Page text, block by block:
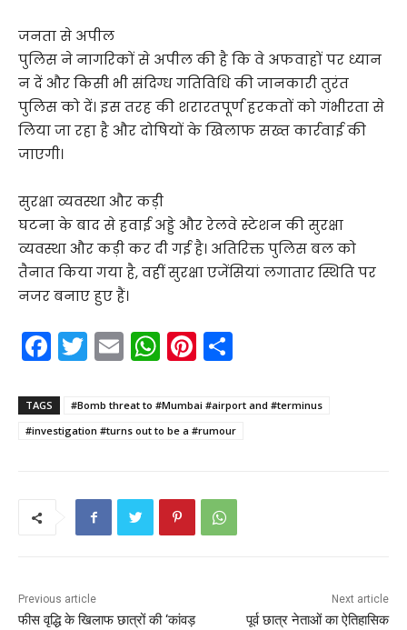
जनता से अपील
पुलिस ने नागरिकों से अपील की है कि वे अफवाहों पर ध्यान
न दें और किसी भी संदिग्ध गतिविधि की जानकारी तुरंत
पुलिस को दें। इस तरह की शरारतपूर्ण हरकतों को गंभीरता से
लिया जा रहा है और दोषियों के खिलाफ सख्त कार्रवाई की
जाएगी।
सुरक्षा व्यवस्था और कड़ी
घटना के बाद से हवाई अड्डे और रेलवे स्टेशन की सुरक्षा
व्यवस्था और कड़ी कर दी गई है। अतिरिक्त पुलिस बल को
तैनात किया गया है, वहीं सुरक्षा एजेंसियां लगातार स्थिति पर
नजर बनाए हुए हैं।
F
c
e
T
itt
er
E
ai
l
W
a
ts
p
p
Pi
er
e
ar
e
TAGS
#Bomb threat to #Mumbai #airport and #terminus
#investigation #turns out to be a #rumour
Previous article
फीस वृद्धि के खिलाफ छात्रों की ‘कांवड़
Next article
पूर्व छात्र नेताओं का ऐतिहासिक